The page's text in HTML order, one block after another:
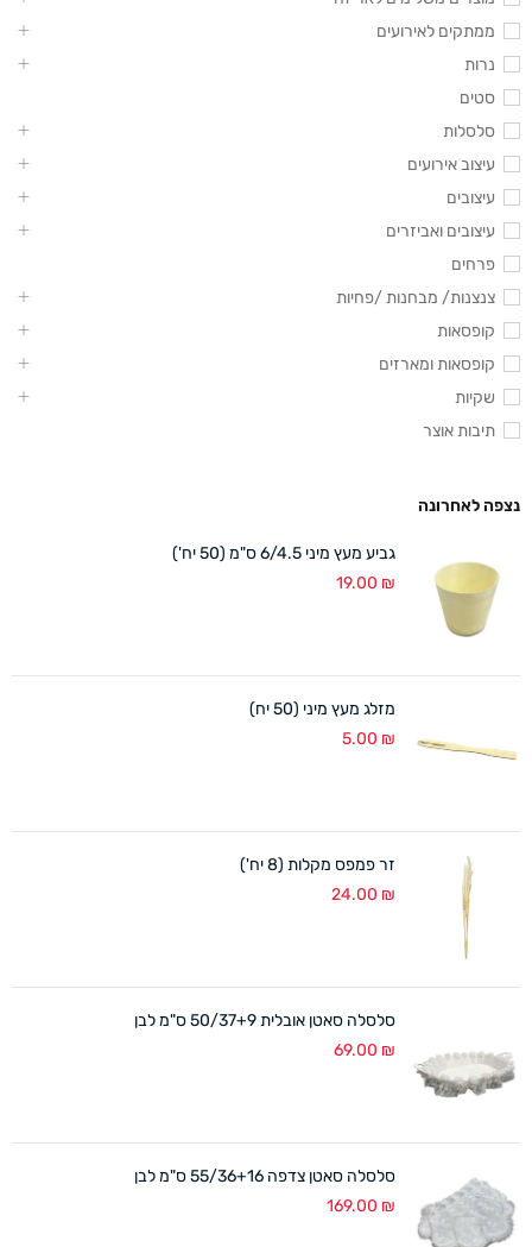
ממתקים לאירועים
נרות
סטים
סלסלות
עיצוב אירועים
עיצובים
עיצובים ואביזרים
פרחים
צנצנות/ מבחנות /פחיות
קופסאות
קופסאות ומארזים
שקיות
תיבות אוצר
נצפה לאחרונה
גביע מעץ מיני 6/4.5 ס"מ (50 יח')
19.00 ₪
מזלג מעץ מיני (50 יח)
5.00 ₪
זר פמפס מקלות (8 יח')
24.00 ₪
סלסלה סאטן אובלית 50/37+9 ס"מ לבן
69.00 ₪
סלסלה סאטן צדפה 55/36+16 ס"מ לבן
169.00 ₪